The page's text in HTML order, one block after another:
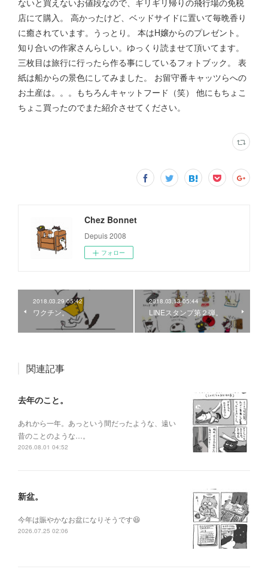
ないと買えないお値段なので、ギリギリ帰りの飛行場の免税
店にて購入。 高かったけど、ベッドサイドに置いて毎晩香り
に癒されています。うっとり。 本はH嬢からのプレゼント。
知り合いの作家さんらしい。ゆっくり読ませて頂いてます。
三枚目は旅行に行ったら作る事にしているフォトブック。 表
紙は船からの景色にしてみました。 お留守番キャッツらへの
お土産は。。。もちろんキャットフード（笑） 他にもちょこ
ちょこ買ったのでまた紹介させてください。
Chez Bonnet
Depuis 2008
フォロー
2018.03.29 05:42
ワクチン。
2018.03.13 05:44
LINEスタンプ第２弾。
関連記事
去年のこと。
あれから一年。あっという間だったような、遠い
昔のことのような…。
2026.08.01 04:52
新盆。
今年は賑やかなお盆になりそうです😆
2026.07.25 02:06